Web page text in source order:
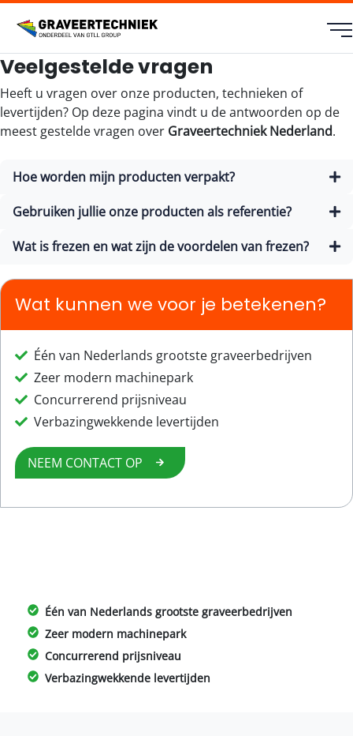
Veelgestelde vragen
Heeft u vragen over onze producten, technieken of
levertijden? Op deze pagina vindt u de antwoorden op de
meest gestelde vragen over Graveertechniek Nederland.
Hoe worden mijn producten verpakt?
Gebruiken jullie onze producten als referentie?
Wat is frezen en wat zijn de voordelen van frezen?
Wat kunnen we voor je betekenen?
Één van Nederlands grootste graveerbedrijven
Zeer modern machinepark
Concurrerend prijsniveau
Verbazingwekkende levertijden
NEEM CONTACT OP
Één van Nederlands grootste graveerbedrijven
Zeer modern machinepark
Concurrerend prijsniveau
Verbazingwekkende levertijden